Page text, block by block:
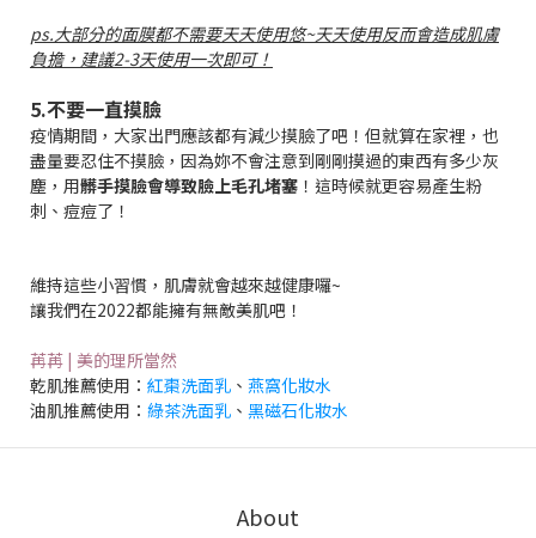
ps.大部分的面膜都不需要天天使用悠~天天使用反而會造成肌膚
負擔， 建議2-3天使用一次即可！
5.不要一直摸臉
疫情期間，大家出門應該都有減少摸臉了吧！但就算在家裡，也
盡量要忍住不摸臉，因為妳不會注意到剛剛摸過的東西有多少灰
塵，用髒手摸臉會導致臉上毛孔堵塞 ！這時候就更容易產生粉
刺、痘痘了！
維持這些小習慣，肌膚就會越來越健康囉~
讓我們在2022都能擁有無敵美肌吧！
苒苒 | 美的理所當然
乾肌推薦使用： 紅棗洗面乳 、 燕窩化妝水
油肌推薦使用： 綠茶洗面乳 、 黑磁石化妝水
About